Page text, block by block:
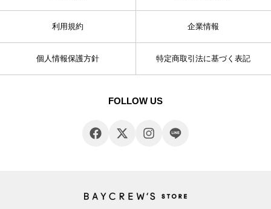
利用規約 企業情報
個人情報保護方針 特定商取引法に基づく表記
FOLLOW US